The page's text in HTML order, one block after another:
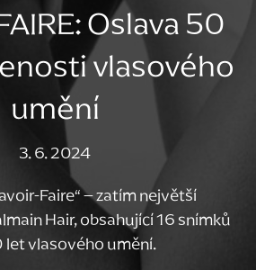
Oslava 50
vlasového
umění
3. 6. 2024
Faire“ – zatím největší
Hair, obsahující 16 snímků
vlasového umění.